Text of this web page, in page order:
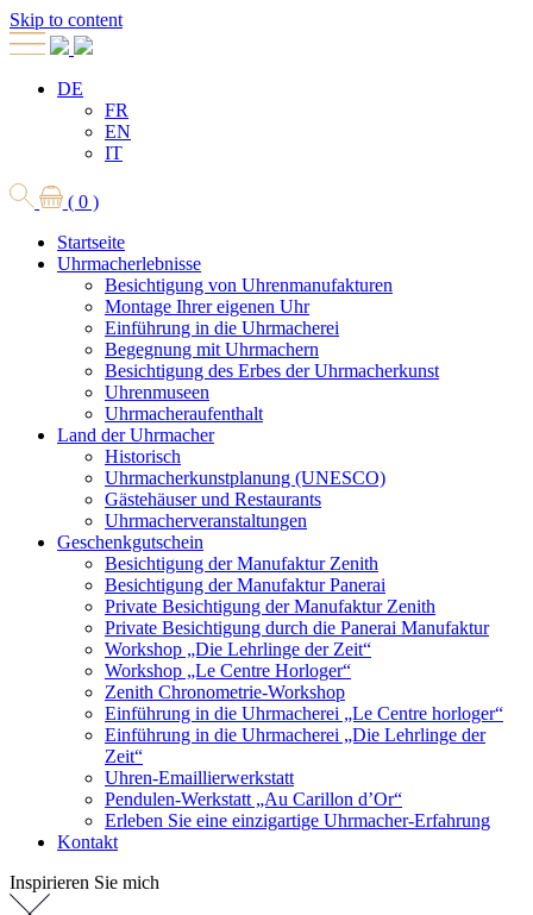
Skip to content
DE
FR
EN
IT
( 0 )
Startseite
Uhrmacherlebnisse
Besichtigung von Uhrenmanufakturen
Montage Ihrer eigenen Uhr
Einführung in die Uhrmacherei
Begegnung mit Uhrmachern
Besichtigung des Erbes der Uhrmacherkunst
Uhrenmuseen
Uhrmacheraufenthalt
Land der Uhrmacher
Historisch
Uhrmacherkunstplanung (UNESCO)
Gästehäuser und Restaurants
Uhrmacherveranstaltungen
Geschenkgutschein
Besichtigung der Manufaktur Zenith
Besichtigung der Manufaktur Panerai
Private Besichtigung der Manufaktur Zenith
Private Besichtigung durch die Panerai Manufaktur
Workshop „Die Lehrlinge der Zeit“
Workshop „Le Centre Horloger“
Zenith Chronometrie-Workshop
Einführung in die Uhrmacherei „Le Centre horloger“
Einführung in die Uhrmacherei „Die Lehrlinge der
Zeit“
Uhren-Emaillierwerkstatt
Pendulen-Werkstatt „Au Carillon d’Or“
Erleben Sie eine einzigartige Uhrmacher-Erfahrung
Kontakt
Inspirieren Sie mich